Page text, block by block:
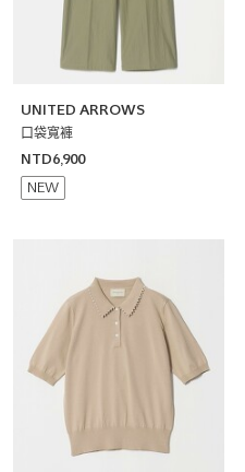
UNITED ARROWS
口袋寬褲
NTD6,900
NEW